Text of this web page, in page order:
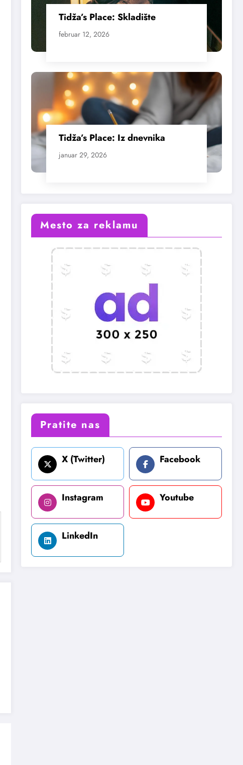
Tidža’s Place: Skladište
februar 12, 2026
Tidža’s Place: Iz dnevnika
januar 29, 2026
Mesto za reklamu
Pratite nas
X (Twitter) Facebook
Instagram Youtube
LinkedIn